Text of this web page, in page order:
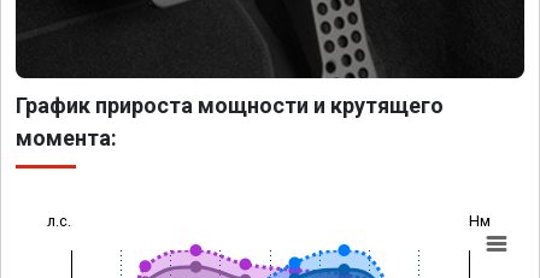
График прироста мощности и крутящего
момента:
л.с. Нм